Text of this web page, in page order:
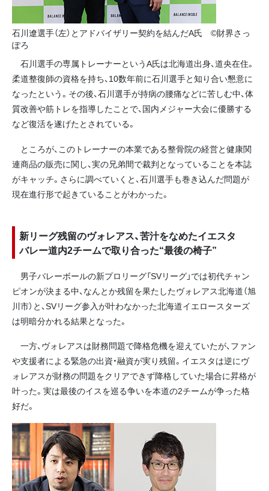
石川遼選手（左）とアドバイザリー契約を結んだA氏 ©財界さっ
ぽろ
石川選手の専属トレーナーというA氏は北海道出身、道央在住。
柔道整復師の資格を持ち、10数年前に石川選手と知り合い懇意に
なったという。その後、石川選手が持病の腰痛などに苦しむ中、体
質改善や筋トレを指導したことで、国内メジャー大会に優勝する
など復活を遂げたとされている。
ところが、このトレーナーの本業である整骨院の経営と健康関
連商品の販売に関し、実の兄弟間で裁判となっていることを本誌
がキャッチ。さらに調べていくと、石川選手も巻き込んだ問題が
現在進行形で起きていることがわかった。
新リーグ残留のヴォレアス、苦汁をなめたイエスタ
バレー道内2チームで取り合った“最後の椅子”
男子バレーボールの新プロリーグ「SVリーグ」では初代チャン
ピオンが決まる中、なんとか残留を果たしたヴォレアス北海道（旭
川市）と、SVリーグ参入が叶わなかった北海道イエロースターズ
は明暗分かれる結果となった。
一方、ヴォレアスは財務問題で降格危機を迎えていたが、ファン
や支援者による緊急の出資・融資が実り残留。イエスタは逆にヴ
ォレアスが財務の問題をクリアできず降格していた場合に昇格が
叶った。実は最後のイスを巡る争いを本道の2チームが争った格
好だ。